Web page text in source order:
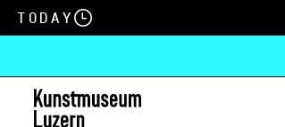
Today